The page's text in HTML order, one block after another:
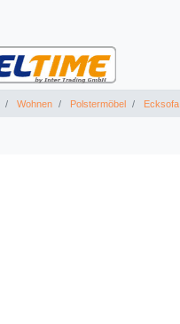
Wohnen Polstermöbel Ecksofa